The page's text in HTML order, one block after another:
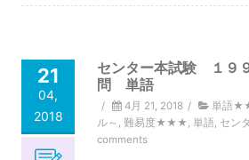
21
04,
2018
センター本試験 １９
問 単語
/ 4月 21, 2018 /
単語
ル～ , 難易度★★★, 単語, セン
comments